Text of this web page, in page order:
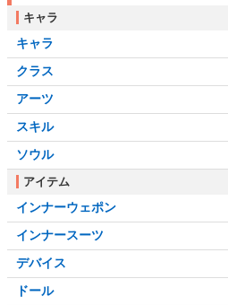
キャラ
キャラ
クラス
アーツ
スキル
ソウル
アイテム
インナーウェポン
インナースーツ
デバイス
ドール